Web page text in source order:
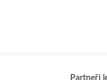
Partneři